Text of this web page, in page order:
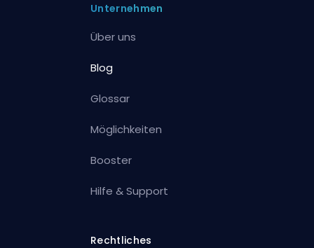
Unternehmen
Über uns
Blog
Glossar
Möglichkeiten
Booster
Hilfe & Support
Rechtliches